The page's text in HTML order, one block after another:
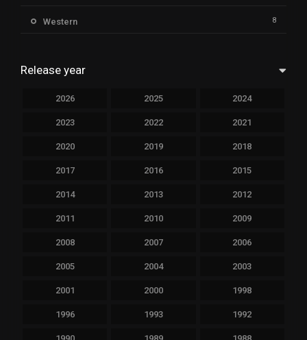
Western 8
Release year
2026 2025 2024
2023 2022 2021
2020 2019 2018
2017 2016 2015
2014 2013 2012
2011 2010 2009
2008 2007 2006
2005 2004 2003
2001 2000 1998
1996 1993 1992